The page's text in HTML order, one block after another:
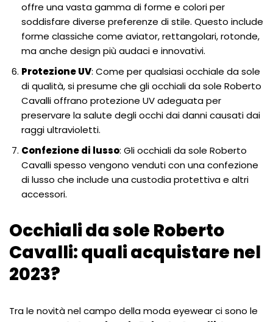
offre una vasta gamma di forme e colori per
soddisfare diverse preferenze di stile. Questo include
forme classiche come aviator, rettangolari, rotonde,
ma anche design più audaci e innovativi.
Protezione UV: Come per qualsiasi occhiale da sole
di qualità, si presume che gli occhiali da sole Roberto
Cavalli offrano protezione UV adeguata per
preservare la salute degli occhi dai danni causati dai
raggi ultravioletti.
Confezione di lusso: Gli occhiali da sole Roberto
Cavalli spesso vengono venduti con una confezione
di lusso che include una custodia protettiva e altri
accessori.
Occhiali da sole Roberto
Cavalli: quali acquistare nel
2023?
Tra le novità nel campo della moda eyewear ci sono le